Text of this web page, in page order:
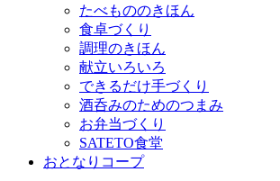
たべもののきほん
食卓づくり
調理のきほん
献立いろいろ
できるだけ手づくり
酒呑みのためのつまみ
お弁当づくり
SATETO食堂
おとなりコープ